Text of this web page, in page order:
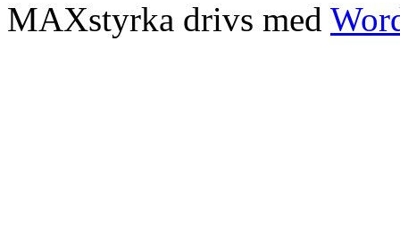
MAXstyrka drivs med